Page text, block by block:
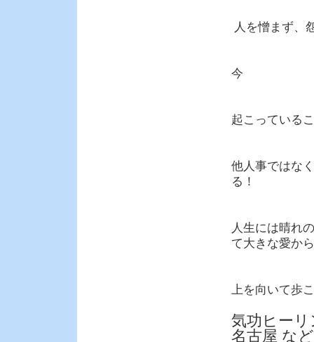
人を憎まず、
今
起こっている
他人事ではな
る！
人生には晴れ
て大きな愛か
上を向いて歩
気功ヒー
名古屋 な